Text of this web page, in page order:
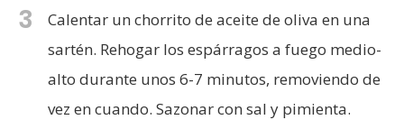
3
Calentar un chorrito de aceite de oliva en una
sartén. Rehogar los espárragos a fuego medio-
alto durante unos 6-7 minutos, removiendo de
vez en cuando. Sazonar con sal y pimienta.